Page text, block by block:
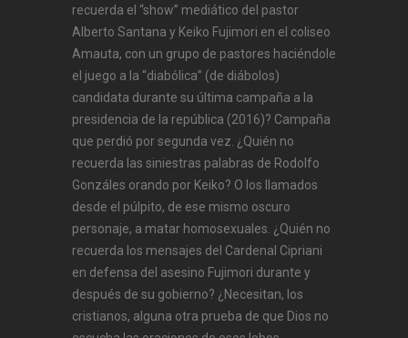
recuerda el “show” mediático del pastor
Alberto Santana y Keiko Fujimori en el coliseo
Amauta, con un grupo de pastores haciéndole
el juego a la “diabólica” (de diábolos)
candidata durante su última campaña a la
presidencia de la república (2016)? Campaña
que perdió por segunda vez. ¿Quién no
recuerda las siniestras palabras de Rodolfo
Gonzáles orando por Keiko? O los llamados
desde el púlpito, de ese mismo oscuro
personaje, a matar homosexuales. ¿Quién no
recuerda los mensajes del Cardenal Cipriani
en defensa del asesino Fujimori durante y
después de su gobierno? ¿Necesitan, los
cristianos, alguna otra prueba de que Dios no